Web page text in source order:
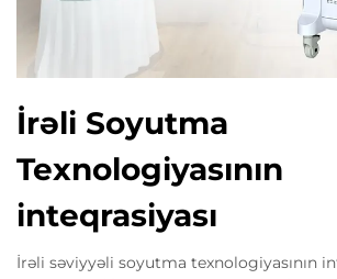
İrəli Soyutma
Texnologiyasının
inteqrasiyası
İrəli səviyyəli soyutma texnologiyasının